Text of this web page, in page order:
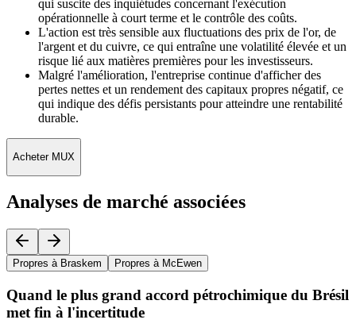
qui suscite des inquiétudes concernant l'exécution
opérationnelle à court terme et le contrôle des coûts.
L'action est très sensible aux fluctuations des prix de l'or, de
l'argent et du cuivre, ce qui entraîne une volatilité élevée et un
risque lié aux matières premières pour les investisseurs.
Malgré l'amélioration, l'entreprise continue d'afficher des
pertes nettes et un rendement des capitaux propres négatif, ce
qui indique des défis persistants pour atteindre une rentabilité
durable.
Acheter MUX
Analyses de marché associées
Propres à Braskem Propres à McEwen
Quand le plus grand accord pétrochimique du Brésil
met fin à l'incertitude